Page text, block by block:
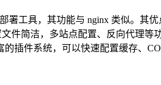
署工具，其功能与 nginx 类似。其
件简洁，多站点配置、反向代理等
插件系统，可以快速配置缓存、